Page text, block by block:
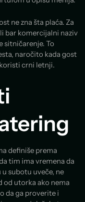
ne zna šta plaća. Za
bar komercijalni naziv
sitničarenje. To
naročito kada gost
crni letnji.
definiše prema
tim ima vremena da
subotu uveče, ne
od utorka ako nema
da ga proverite i